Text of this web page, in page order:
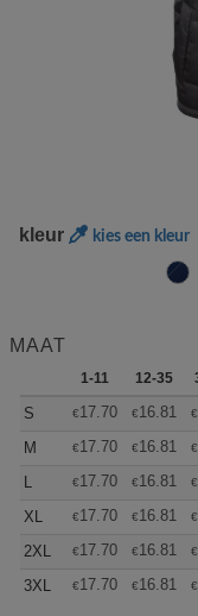
kleur kies een kleur
MAAT
1-11 12-35
S €17.70 €16.81 €
M
€17.70 €16.81 €
L
€17.70 €16.81 €
XL
€17.70 €16.81 €
2XL
€17.70 €16.81 €
3XL
€17.70 €16.81 €